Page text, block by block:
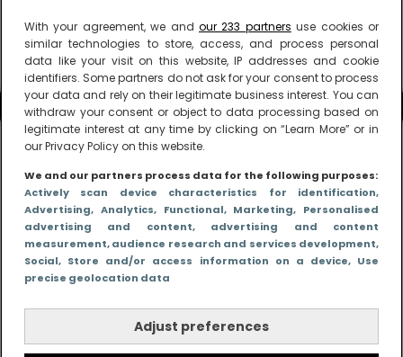
With your agreement, we and our 233 partners use cookies or
similar technologies to store, access, and process personal
data like your visit on this website, IP addresses and cookie
identifiers. Some partners do not ask for your consent to process
your data and rely on their legitimate business interest. You can
withdraw your consent or object to data processing based on
legitimate interest at any time by clicking on “Learn More” or in
our Privacy Policy on this website.
We and our partners process data for the following purposes:
Actively scan device characteristics for identification,
Advertising, Analytics, Functional, Marketing, Personalised
advertising and content, advertising and content
measurement, audience research and services development,
Social, Store and/or access information on a device, Use
precise geolocation data
Adjust preferences